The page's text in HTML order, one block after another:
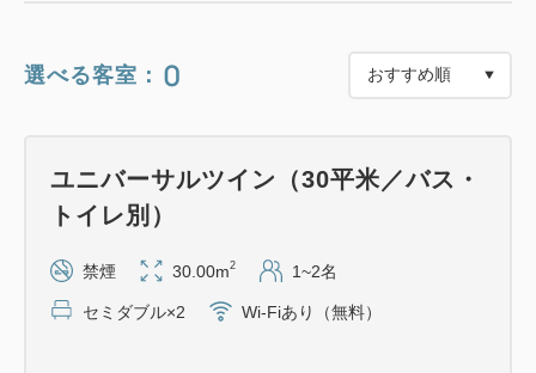
さらにディナータイムには、鴨のローストやビーフス
テーキなど、シェフこだわりの料理も登場。
また、明治33年創業の宮下製氷冷蔵が手掛ける「信
たかき氷もご用意。
フェア期間中は食べ放題でお楽しみいただけます。
選べる客室： 0
ユニバーサルツイン（30平米／バス・
トイレ別）
禁煙 30.00m2 1~2名
セミダブル×2 Wi-Fiあり（無料）